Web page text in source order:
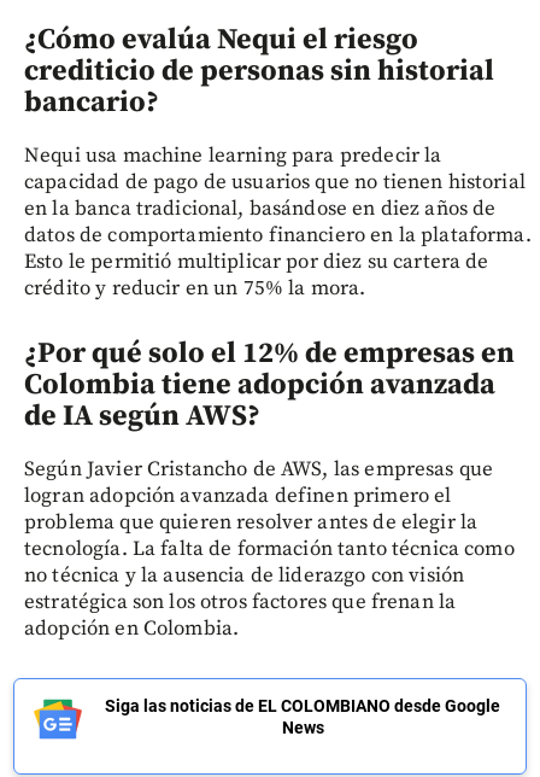
¿Cómo evalúa Nequi el riesgo
crediticio de personas sin historial
bancario?
Nequi usa machine learning para predecir la
capacidad de pago de usuarios que no tienen historial
en la banca tradicional, basándose en diez años de
datos de comportamiento financiero en la plataforma.
Esto le permitió multiplicar por diez su cartera de
crédito y reducir en un 75% la mora.
¿Por qué solo el 12% de empresas en
Colombia tiene adopción avanzada
de IA según AWS?
Según Javier Cristancho de AWS, las empresas que
logran adopción avanzada definen primero el
problema que quieren resolver antes de elegir la
tecnología. La falta de formación tanto técnica como
no técnica y la ausencia de liderazgo con visión
estratégica son los otros factores que frenan la
adopción en Colombia.
Siga las noticias de EL COLOMBIANO desde Google
News